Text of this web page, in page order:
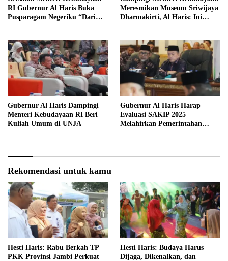
RI Gubernur Al Haris Buka
Pusparagam Negeriku “Dari
Meresmikan Museum Sriwijaya
Dharmakirti, Al Haris: Ini
Gubernur Al Haris Dampingi
Menteri Kebudayaan RI Beri
Kuliah Umum di UNJA
Gubernur Al Haris Harap
Evaluasi SAKIP 2025
Melahirkan Pemerintahan
Rekomendasi untuk kamu
Hesti Haris: Rabu Berkah TP
PKK Provinsi Jambi Perkuat
Hesti Haris: Budaya Harus
Dijaga, Dikenalkan, dan